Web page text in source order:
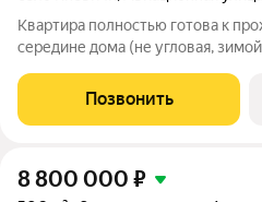
Квартира полностью готова к
середине дома (не угловая,
электрический теплый пол. В
купе. Широкий подъезд и
Позвонить
8 800 000 ₽